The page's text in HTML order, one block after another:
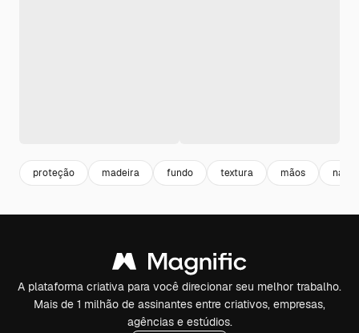
proteção madeira fundo textura mãos
A plataforma criativa para você direcionar seu melhor trabalho.
Mais de 1 milhão de assinantes entre criativos, empresas,
agências e estúdios.